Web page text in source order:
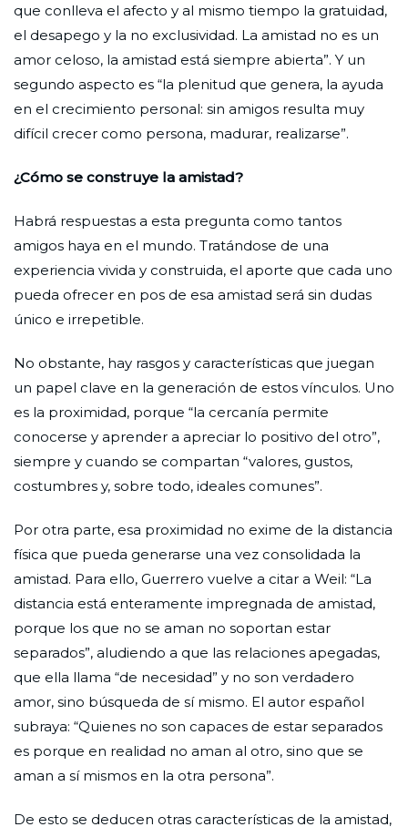
que conlleva el afecto y al mismo tiempo la gratuidad,
el desapego y la no exclusividad. La amistad no es un
amor celoso, la amistad está siempre abierta”. Y un
segundo aspecto es “la plenitud que genera, la ayuda
en el crecimiento personal: sin amigos resulta muy
difícil crecer como persona, madurar, realizarse”.
¿Cómo se construye la amistad?
Habrá respuestas a esta pregunta como tantos
amigos haya en el mundo. Tratándose de una
experiencia vivida y construida, el aporte que cada uno
pueda ofrecer en pos de esa amistad será sin dudas
único e irrepetible.
No obstante, hay rasgos y características que juegan
un papel clave en la generación de estos vínculos. Uno
es la proximidad, porque “la cercanía permite
conocerse y aprender a apreciar lo positivo del otro”,
siempre y cuando se compartan “valores, gustos,
costumbres y, sobre todo, ideales comunes”.
Por otra parte, esa proximidad no exime de la distancia
física que pueda generarse una vez consolidada la
amistad. Para ello, Guerrero vuelve a citar a Weil: “La
distancia está enteramente impregnada de amistad,
porque los que no se aman no soportan estar
separados”, aludiendo a que las relaciones apegadas,
que ella llama “de necesidad” y no son verdadero
amor, sino búsqueda de sí mismo. El autor español
subraya: “Quienes no son capaces de estar separados
es porque en realidad no aman al otro, sino que se
aman a sí mismos en la otra persona”.
De esto se deducen otras características de la amistad,